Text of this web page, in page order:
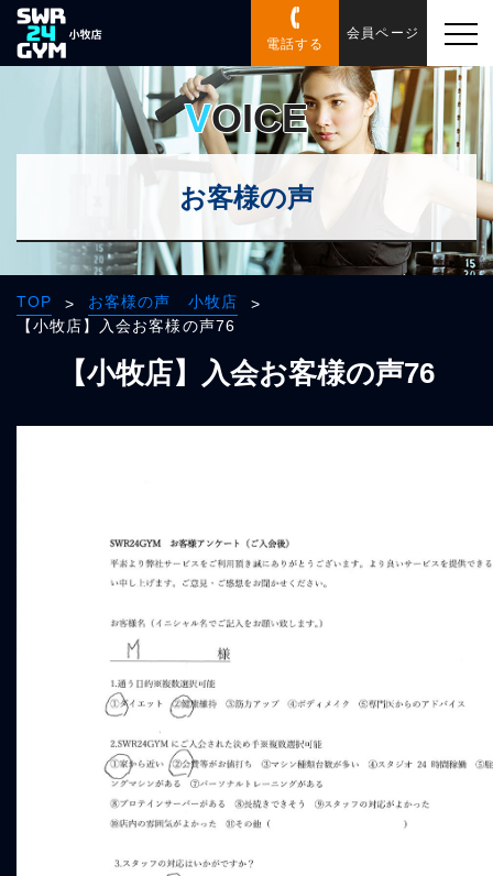
電話する
会員ページ
VOICE
お客様の声
TOP > お客様の声 小牧店
>
【小牧店】入会お客様の声76
【小牧店】入会お客様の声76